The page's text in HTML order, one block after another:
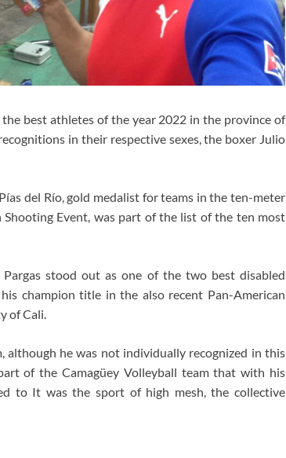
best athletes of the year 2022 in the province of
in their respective sexes, the boxer Julio
del Río, gold medalist for teams in the ten-meter
Event, was part of the list of the ten most
stood out as one of the two best disabled
champion title in the also recent Pan-American
of Cali.
although he was not individually recognized in this
of the Camagüey Volleyball team that with his
to It was the sport of high mesh, the collective